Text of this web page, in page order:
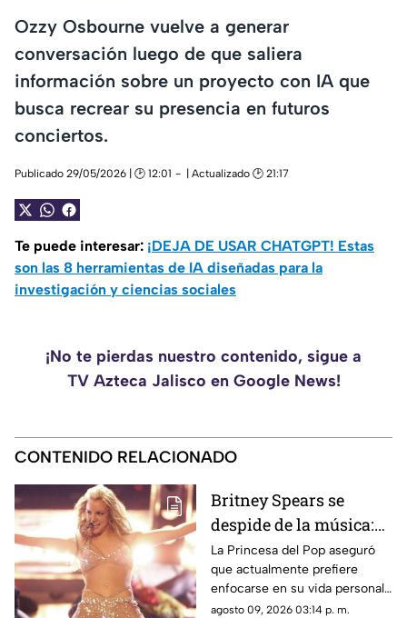
Ozzy Osbourne vuelve a generar
conversación luego de que saliera
información sobre un proyecto con IA que
busca recrear su presencia en futuros
conciertos.
Publicado 29/05/2026 | 🕑 12:01 | Actualizado 🕑 21:17
Te puede interesar: ¡DEJA DE USAR CHATGPT! Estas
son las 8 herramientas de IA diseñadas para la
investigación y ciencias sociales
¡No te pierdas nuestro contenido, sigue a
TV Azteca Jalisco en Google News!
CONTENIDO RELACIONADO
Britney Spears se
despide de la música:
“Ya no quiero estar en
el negocio”
La Princesa del Pop aseguró
que actualmente prefiere
enfocarse en su vida personal
y espiritual después de años
agosto 09, 2026 03:14 p. m.